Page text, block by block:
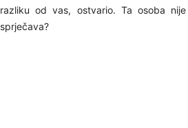
razliku od vas, ostvario. Ta osoba
sprječava?